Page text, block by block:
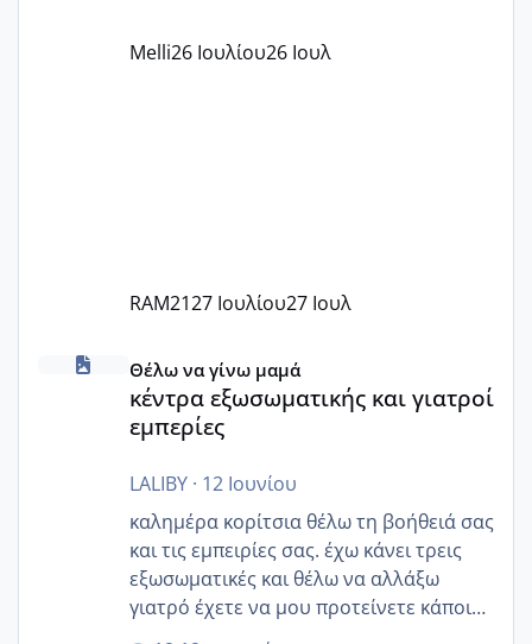
Εγώ πήγα σε έναν ιδιωτικό παιδικό στ
Melli26 Ιουλίου26 Ιουλ
RAM2127 Ιουλίου27 Ιουλ
κέντρα εξωσωματικής και γιατροί εμπερίες
Θέλω να γίνω μαμά
κέντρα εξωσωματικής και γιατροί
εμπερίες
LALIBY· 12 Ιουνίου
καλημέρα κορίτσια θέλω τη βοήθειά σας
και τις εμπειρίες σας. έχω κάνει τρεις
εξωσωματικές και θέλω να αλλάξω
γιατρό έχετε να μου προτείνετε κάποιον
που μείνατε ευχαριστημένες και είχατε